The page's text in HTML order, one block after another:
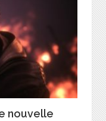
nouvelle